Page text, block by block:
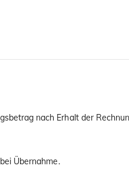
nach Erhalt der
Übernahme.